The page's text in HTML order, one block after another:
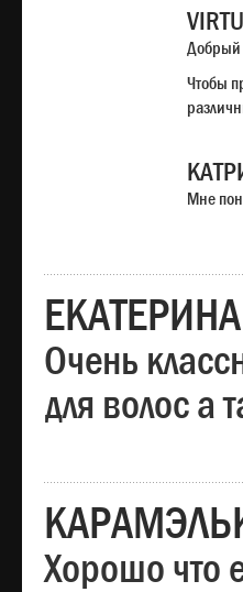
Добрый
Чтобы
Мне
ЕКАТЕРИНА
Очень
для волос а
Хорошо что